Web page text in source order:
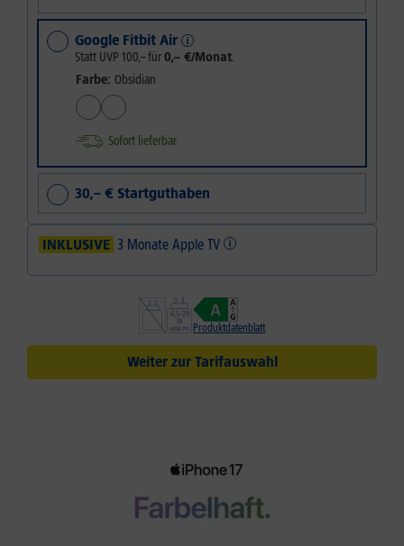
Google Fitbit Air
Statt UVP100,–für0,– €/Monat.
Farbe: Obsidian
Sofort lieferbar
30,– € Startguthaben
INKLUSIVE 3 Monate Apple TV
Produktdatenblatt
Weiter zur Tarifauswahl